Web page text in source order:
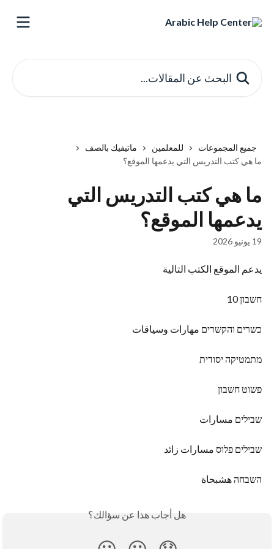
جميع المجموعات للمعلمين
ماتيفيك بالصف
ما هي كتب التدريس التي يدعمها الموقع؟
ما هي كتب التدريس التي
يدعمها الموقع؟
19 يونيو 2026
يدعم الموقع الكتب التالية
חשבון 10
כשרים והקשרים مهارات وسياقات
מתמטיקה יסודית
פשוט חשבון
שבילים مسارات
שבילים פלוס مسارات زائد
השבחה هشبحاة
هل أجاب هذا عن سؤالك؟